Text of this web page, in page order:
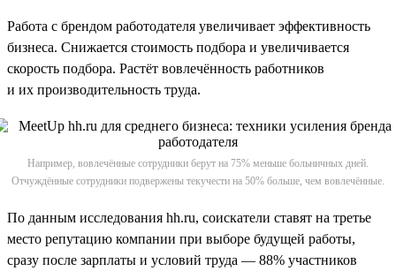
Работа с брендом работодателя увеличивает эффективность
бизнеса. Снижается стоимость подбора и увеличивается
скорость подбора. Растёт вовлечённость работников
и их производительность труда.
Например, вовлечённые сотрудники берут на 75% меньше больничных дней.
Отчуждённые сотрудники подвержены текучести на 50% больше, чем вовлечённые.
По данным исследования hh.ru, соискатели ставят на третье
место репутацию компании при выборе будущей работы,
сразу после зарплаты и условий труда — 88% участников